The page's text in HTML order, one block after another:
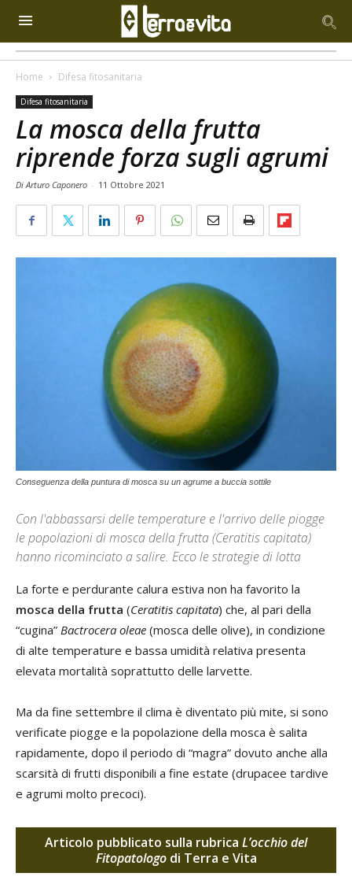
Home Difesa fitosanitaria
Difesa fitosanitaria
La mosca della frutta
riprende forza sugli agrumi
Di Arturo Caponero - 11 Ottobre 2021
Conseguenza della puntura di mosca su un agrume a buccia sottile
Con l'abbassarsi delle temperature e l'arrivo delle piogge
le popolazioni di mosca della frutta (Ceratitis capitata)
hanno ricominciato a salire. Ecco le strategie di lotta
La forte e perdurante calura estiva non ha favorito la
mosca della frutta (Ceratitis capitata) che, al pari della
“cugina” Bactrocera oleae (mosca delle olive), in condizione
di alte temperature e bassa umidità relativa presenta
elevata mortalità soprattutto delle larvette.
Ma da fine settembre il clima è diventato più mite, si sono
verificate piogge e la popolazione della mosca è salita
rapidamente, dopo il periodo di “magra” dovuto anche alla
scarsità di frutti disponibili a fine estate (drupacee tardive
e agrumi molto precoci).
Articolo pubblicato sulla rubrica L’occhio del
Fitopatologodi Terra e Vita